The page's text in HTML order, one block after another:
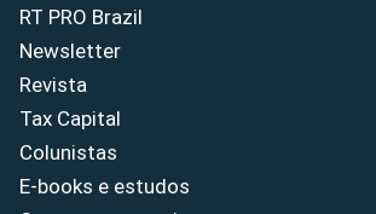
RT PRO Brazil
Newsletter
Revista
Tax Capital
Colunistas
E-books e estudos